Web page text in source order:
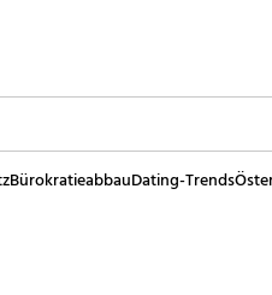
BürokratieabbauDating-Trends